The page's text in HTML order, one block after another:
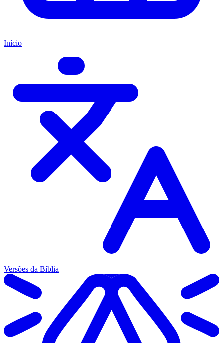
Início
Versões da Bíblia